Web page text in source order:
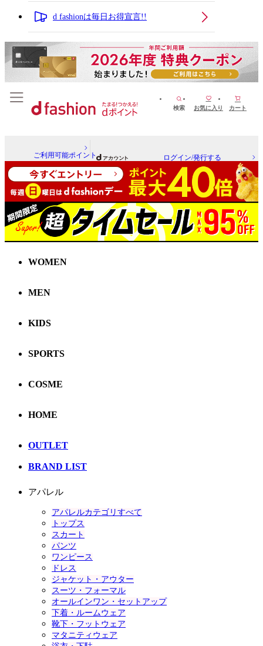
d fashionは毎日お得宣言!!
検索 お気に入り カート
ご利用可能ポイント ログイン/発行する
WOMEN
MEN
KIDS
SPORTS
COSME
HOME
OUTLET
BRAND LIST
アパレル
アパレルカテゴリすべて
トップス
スカート
パンツ
ワンピース
ドレス
ジャケット・アウター
スーツ・フォーマル
オールインワン・セットアップ
下着・ルームウェア
靴下・フットウェア
マタニティウェア